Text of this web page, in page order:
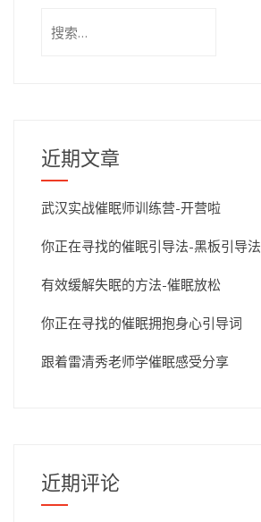
索：
近期文章
武汉实战催眠师训练营-开营啦
你正在寻找的催眠引导法-黑板引导法
有效缓解失眠的方法-催眠放松
你正在寻找的催眠拥抱身心引导词
跟着雷清秀老师学催眠感受分享
近期评论